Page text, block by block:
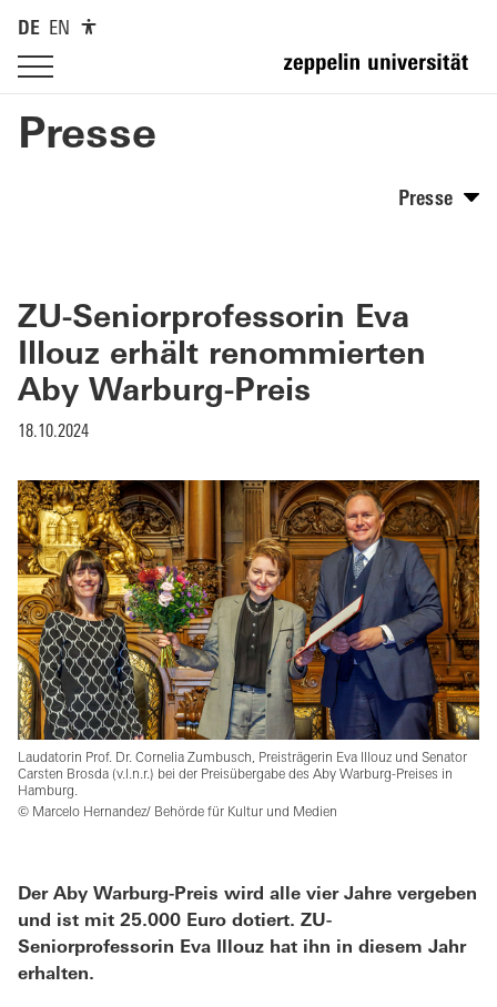
DE EN
Presse
Presse
ZU-Seniorprofessorin Eva
Illouz erhält renommierten
Aby Warburg-Preis
18.10.2024
Laudatorin Prof. Dr. Cornelia Zumbusch, Preisträgerin Eva Illouz und Senator
Carsten Brosda (v.l.n.r.) bei der Preisübergabe des Aby Warburg-Preises in
Hamburg.
© Marcelo Hernandez/ Behörde für Kultur und Medien
Der Aby Warburg-Preis wird alle vier Jahre vergeben
und ist mit 25.000 Euro dotiert. ZU-
Seniorprofessorin Eva Illouz hat ihn in diesem Jahr
erhalten.